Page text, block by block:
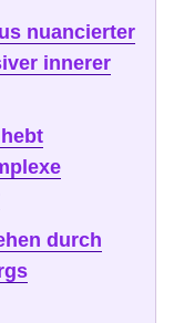
nuancierter
innerer
durch